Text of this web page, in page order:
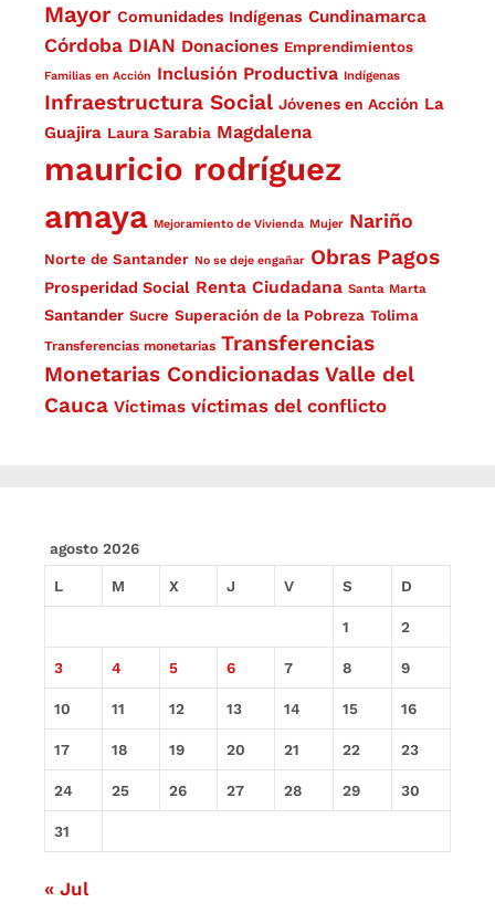
Mayor Comunidades Indígenas Cundinamarca
Córdoba DIAN Donaciones Emprendimientos
Familias en Acción Inclusión Productiva Indígenas
Infraestructura Social Jóvenes en Acción La
Guajira Laura Sarabia Magdalena
mauricio rodríguez
amaya Mejoramiento de Vivienda Mujer Nariño
Norte de Santander No se deje engañar Obras Pagos
Prosperidad Social Renta Ciudadana Santa Marta
Santander Sucre Superación de la Pobreza Tolima
Transferencias monetarias Transferencias
Monetarias Condicionadas Valle del
Cauca Víctimas víctimas del conflicto
agosto 2026
L M X J V S D
1 2
3 4 5 6 7 8 9
10 11 12 13 14 15 16
17 18 19 20 21 22 23
24 25 26 27 28 29 30
31
« Jul